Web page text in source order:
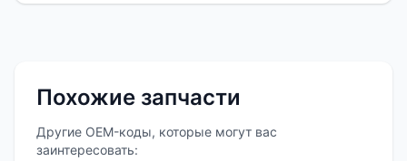
Похожие запчасти
Другие OEM-коды, которые могут вас
заинтересовать: